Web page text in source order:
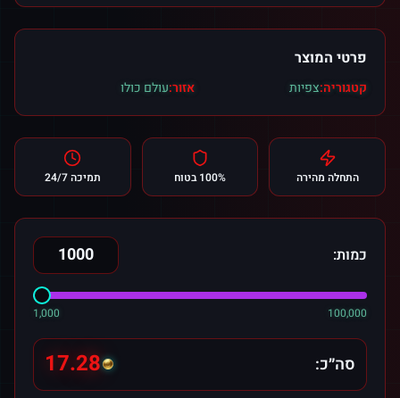
פרטי המוצר
קטגוריה:צפיות אזור:עולם כולו
התחלה מהירה 100% בטוח תמיכה 24/7
כמות:
1,000 100,000
סה״כ: 17.28